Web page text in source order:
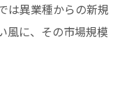
は異業種からの新規
風に、その市場規模